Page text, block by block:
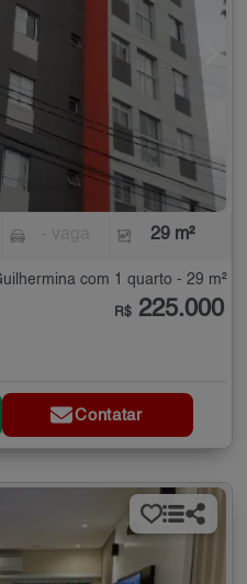
29 m²
com 1 quarto - 29 m²
R$ 225.000
Contatar